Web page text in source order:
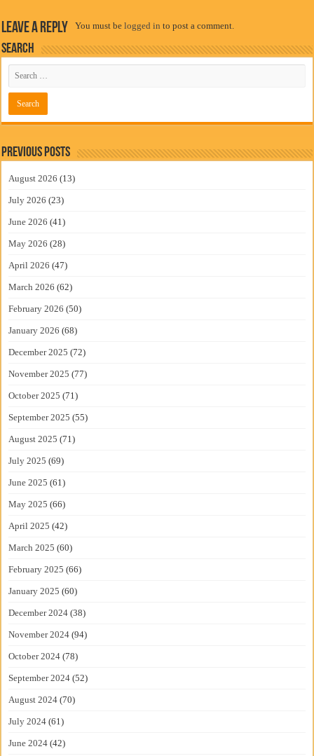
Leave a Reply You must belogged in to post a comment.
Search
Previous Posts
August 2026 (13)
July 2026 (23)
June 2026 (41)
May 2026 (28)
April 2026 (47)
March 2026 (62)
February 2026 (50)
January 2026 (68)
December 2025 (72)
November 2025 (77)
October 2025 (71)
September 2025 (55)
August 2025 (71)
July 2025 (69)
June 2025 (61)
May 2025 (66)
April 2025 (42)
March 2025 (60)
February 2025 (66)
January 2025 (60)
December 2024 (38)
November 2024 (94)
October 2024 (78)
September 2024 (52)
August 2024 (70)
July 2024 (61)
June 2024 (42)